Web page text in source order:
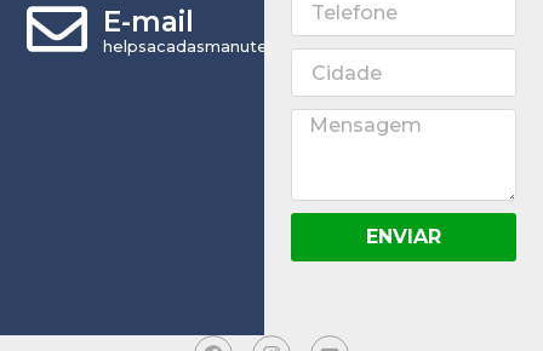
E-mail
helpsacadasmanutencao@gmail.com
ENVIAR